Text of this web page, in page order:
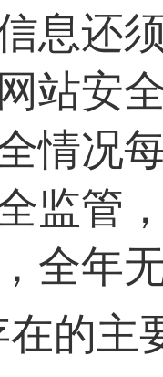
息还
站安
情况
监管
全年
在的主